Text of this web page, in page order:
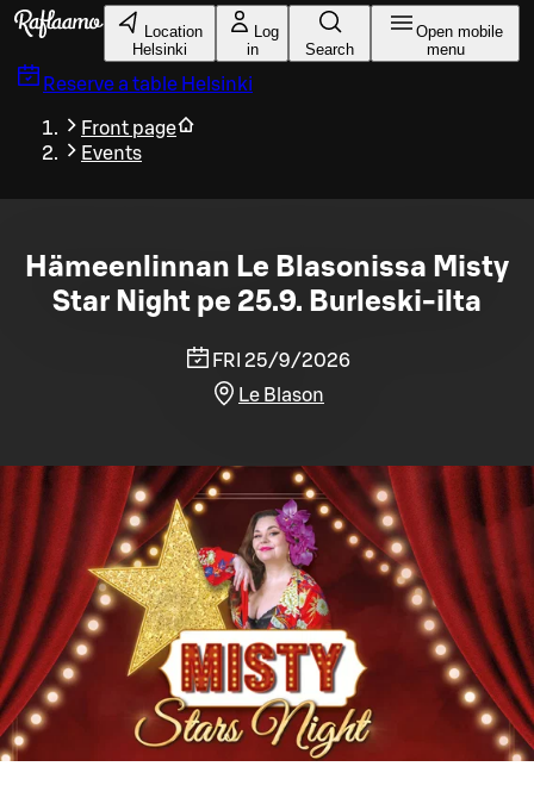
Skip to main content
Location
Helsinki
Log
in
Search
Open mobile
menu
Reserve a table Helsinki
Front page
Events
Hämeenlinnan Le Blasonissa Misty
Star Night pe 25.9. Burleski-ilta
FRI 25/9/2026
Le Blason